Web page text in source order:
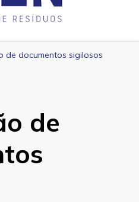
de documentos sigilosos
de